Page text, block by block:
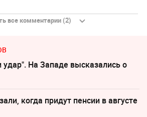
все комментарии (2)
удар". На Западе высказались о
когда придут пенсии в августе